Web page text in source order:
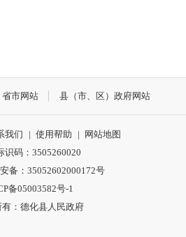
省市网站 县（市、区）政府网站
我们 | 使用帮助 |
网站地图
识码：3505260020
备：35052602000172号
备05003582号-1
有：德化县人民政府